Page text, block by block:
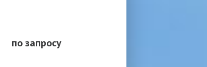
по запросу